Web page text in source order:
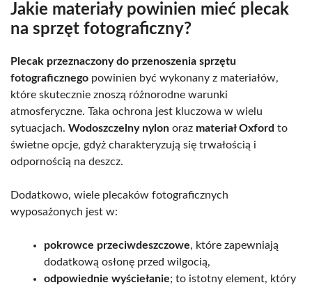
Jakie materiały powinien mieć plecak
na sprzęt fotograficzny?
Plecak przeznaczony do przenoszenia sprzętu
fotograficznego powinien być wykonany z materiałów,
które skutecznie znoszą różnorodne warunki
atmosferyczne. Taka ochrona jest kluczowa w wielu
sytuacjach. Wodoszczelny nylon oraz materiał Oxford to
świetne opcje, gdyż charakteryzują się trwałością i
odpornością na deszcz.
Dodatkowo, wiele plecaków fotograficznych
wyposażonych jest w:
pokrowce przeciwdeszczowe, które zapewniają
dodatkową osłonę przed wilgocią,
odpowiednie wyściełanie; to istotny element, który